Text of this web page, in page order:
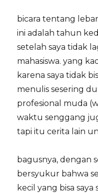
bicara tentang
ini adalah tahun
setelah saya tidak
mahasiswa. yang
karena saya tidak
menulis sesering
profesional muda
waktu senggang
tapi itu cerita lain
bagusnya, dengan
bersyukur bahwa
kecil yang bisa